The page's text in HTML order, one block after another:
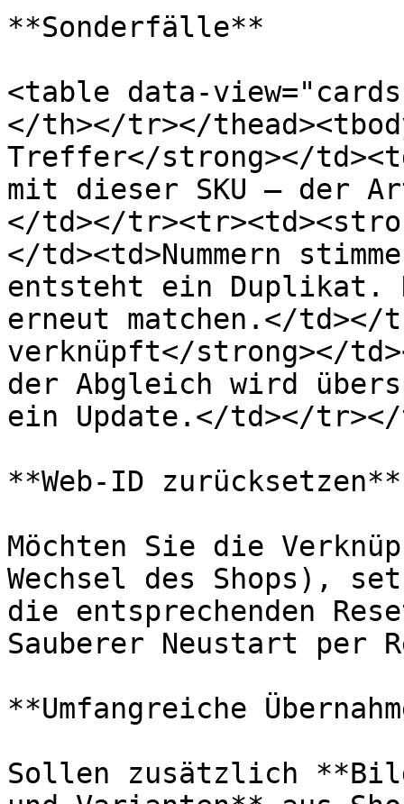
**Sonderfälle**
<table data-
</th></tr></
Treffer</strong></
mit dieser SKU – der
</td></
</td><td>Nummern
entsteht ein Duplikat.
erneut matchen.</td></
verknüpft</strong></
der Abgleich wird
ein Update.</td></
**Web-ID zurücksetzen**
Möchten Sie die
Wechsel des Shops),
die entsprechenden
Sauberer Neustart per
**Umfangreiche
Sollen zusätzlich